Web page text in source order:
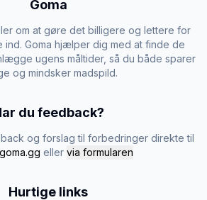
Goma
om at gøre det billigere og lettere for
ind. Goma hjælper dig med at finde de
ugens måltider, så du både sparer
og mindsker madspild.
du feedback?
og forslag til forbedringer direkte til
eller via formularen
Hurtige links